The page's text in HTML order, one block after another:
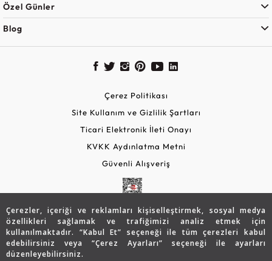
Çerezler, içeriği ve reklamları kişiselleştirmek, sosyal medya
özellikleri sağlamak ve trafiğimizi analiz etmek için
kullanılmaktadır. “Kabul Et” seçeneği ile tüm çerezleri kabul
edebilirsiniz veya “Çerez Ayarları” seçeneği ile ayarları
düzenleyebilirsiniz.
Özel Günler
Blog
Çerez Politikası
Site Kullanım ve Gizlilik Şartları
Ticari Elektronik İleti Onayı
KVKK Aydınlatma Metni
Güvenli Alışveriş